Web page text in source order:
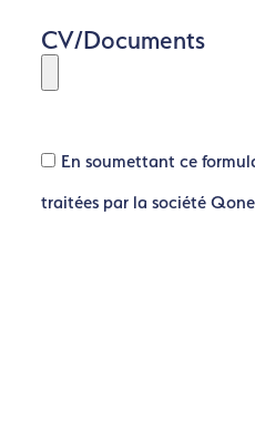
CV/Documents
En soumettant ce
traitées par la société